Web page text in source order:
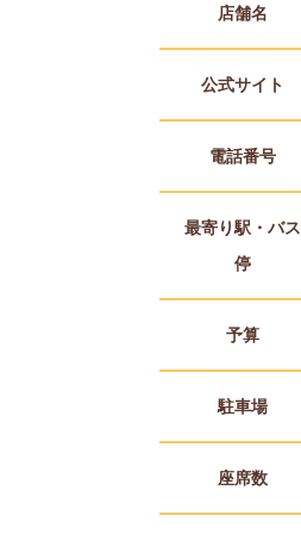
店舗名
公式サイト
電話番号
最寄り駅・バス
停
予算
駐車場
座席数